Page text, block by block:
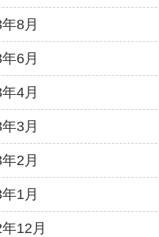
8月
6月
4月
3月
2月
1月
12月